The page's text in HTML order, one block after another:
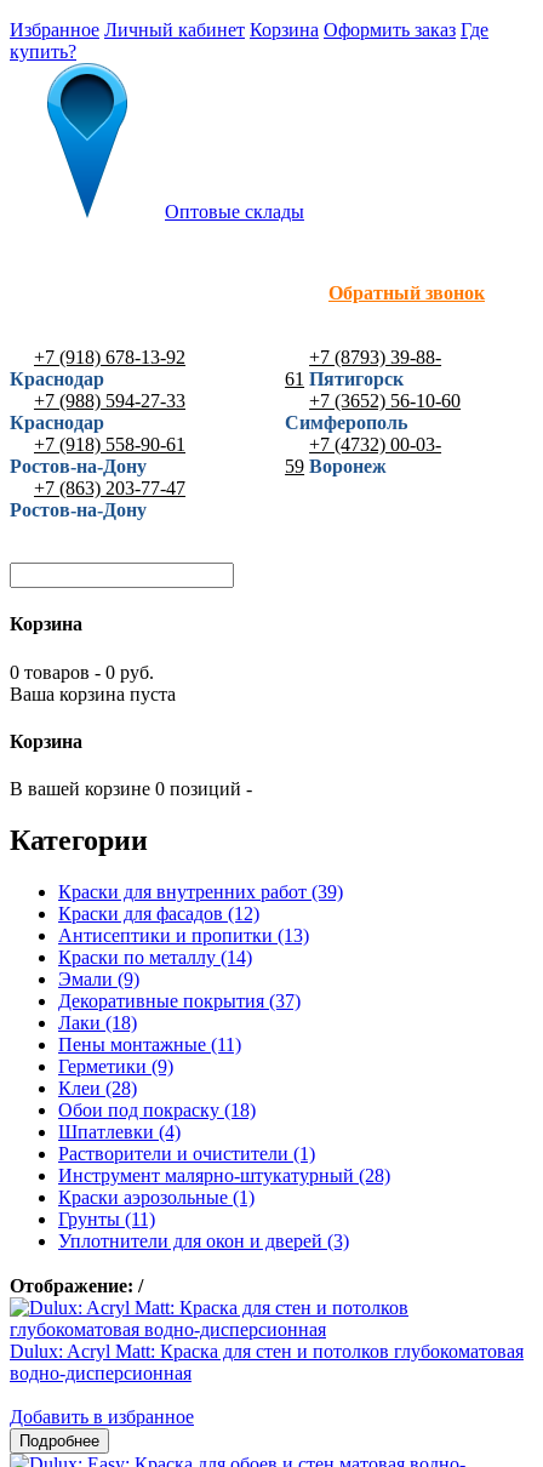
Избранное Личный кабинет Корзина Оформить заказ Где
купить?
Оптовые склады
Обратный звонок
+7 (918) 678-13-92
Краснодар
+7 (988) 594-27-33
Краснодар
+7 (918) 558-90-61
Ростов-на-Дону
+7 (863) 203-77-47
Ростов-на-Дону
+7 (8793) 39-88-
61 Пятигорск
+7 (3652) 56-10-60
Симферополь
+7 (4732) 00-03-
59 Воронеж
Корзина
0 товаров - 0 руб.
Ваша корзина пуста
Корзина
В вашей корзине 0 позиций -
Категории
Краски для внутренних работ (39)
Краски для фасадов (12)
Антисептики и пропитки (13)
Краски по металлу (14)
Эмали (9)
Декоративные покрытия (37)
Лаки (18)
Пены монтажные (11)
Герметики (9)
Клеи (28)
Обои под покраску (18)
Шпатлевки (4)
Растворители и очистители (1)
Инструмент малярно-штукатурный (28)
Краски аэрозольные (1)
Грунты (11)
Уплотнители для окон и дверей (3)
Отображение: /
Dulux: Acryl Matt: Краска для стен и потолков глубокоматовая
водно-дисперсионная
Добавить в избранное